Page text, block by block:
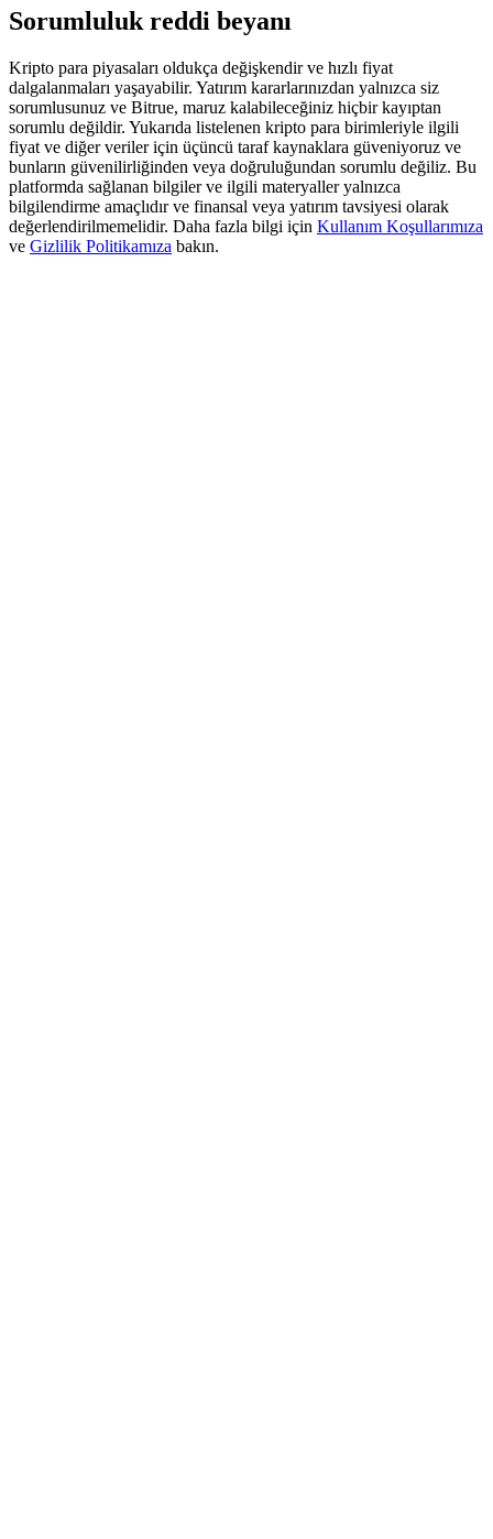
Share 500000 CASHCAT prize pool
Exclusive for BitMart Users
Register & Trade to Win 500,000 USDT
Precious Metals Trading Carnival
Sorumluluk reddi beyanı
Kripto para piyasaları oldukça değişkendir ve hızlı fiyat
dalgalanmaları yaşayabilir. Yatırım kararlarınızdan yalnızca siz
sorumlusunuz ve Bitrue, maruz kalabileceğiniz hiçbir kayıptan
sorumlu değildir. Yukarıda listelenen kripto para birimleriyle ilgili
fiyat ve diğer veriler için üçüncü taraf kaynaklara güveniyoruz ve
bunların güvenilirliğinden veya doğruluğundan sorumlu değiliz. Bu
platformda sağlanan bilgiler ve ilgili materyaller yalnızca
bilgilendirme amaçlıdır ve finansal veya yatırım tavsiyesi olarak
değerlendirilmemelidir. Daha fazla bilgi için Kullanım Koşullarımıza
ve Gizlilik Politikamıza bakın.